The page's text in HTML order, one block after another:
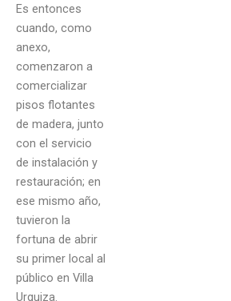
Es entonces
cuando, como
anexo,
comenzaron a
comercializar
pisos flotantes
de madera, junto
con el servicio
de instalación y
restauración; en
ese mismo año,
tuvieron la
fortuna de abrir
su primer local al
público en Villa
Urquiza.